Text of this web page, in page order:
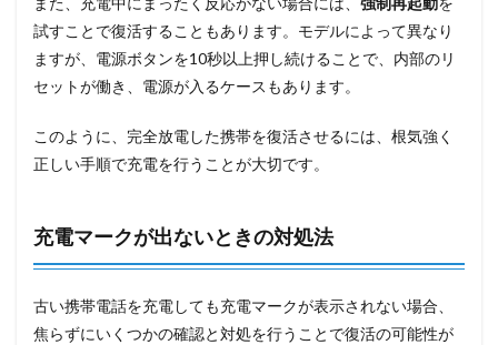
試すことで復活することもあります。モデルによって異なり
ますが、電源ボタンを10秒以上押し続けることで、内部のリ
セットが働き、電源が入るケースもあります。
このように、完全放電した携帯を復活させるには、根気強く
正しい手順で充電を行うことが大切です。
充電マークが出ないときの対処法
古い携帯電話を充電しても充電マークが表示されない場合、
焦らずにいくつかの確認と対処を行うことで復活の可能性が